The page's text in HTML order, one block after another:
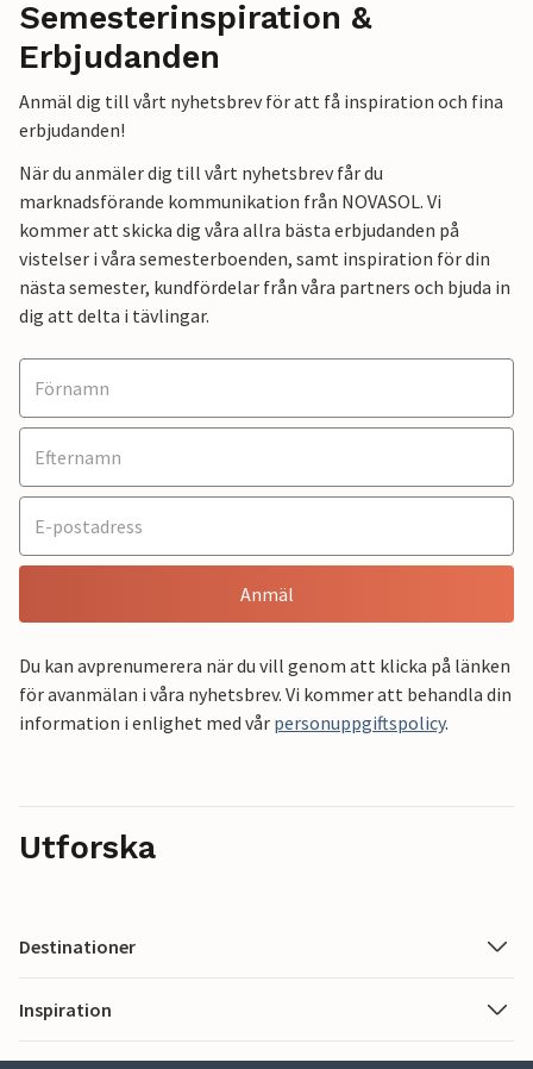
Semesterinspiration &
Erbjudanden
Anmäl dig till vårt nyhetsbrev för att få inspiration och fina
erbjudanden!
När du anmäler dig till vårt nyhetsbrev får du
marknadsförande kommunikation från NOVASOL. Vi
kommer att skicka dig våra allra bästa erbjudanden på
vistelser i våra semesterboenden, samt inspiration för din
nästa semester, kundfördelar från våra partners och bjuda in
dig att delta i tävlingar.
Anmäl
Du kan avprenumerera när du vill genom att klicka på länken
för avanmälan i våra nyhetsbrev. Vi kommer att behandla din
information i enlighet med vår personuppgiftspolicy.
Utforska
Destinationer
Inspiration